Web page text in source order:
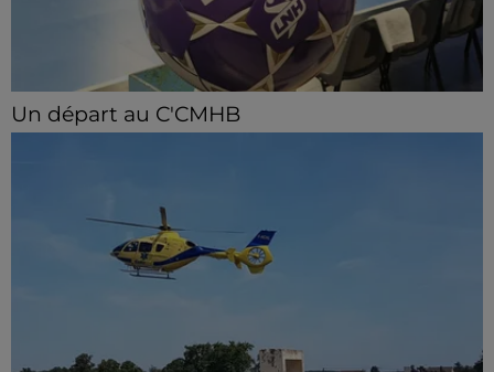
Un départ au C'CMHB
Le club chartrain a officialisé, vendredi 7 août, le